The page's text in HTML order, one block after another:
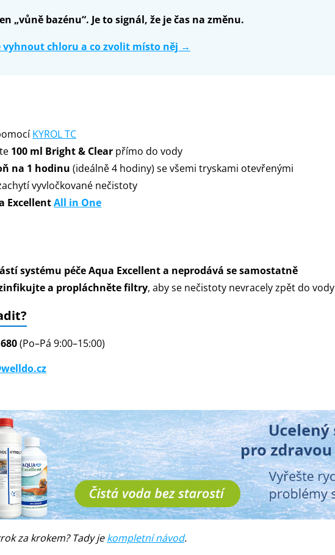
„vůně bazénu“. Je to signál, že je čas na změnu.
vyhnout chloru a co zvolit místo něj →
KYROL TC
100 ml Bright & Clear přímo do vody
na 1 hodinu (ideálně 4 hodiny) se všemi tryskami otevřenými
vyvločkované nečistoty
ExcellentAll in One
systému péče Aqua Excellent a neprodává se samostatně
a propláchněte filtry, aby se nečistoty nevracely zpět do vody
(Po–Pá 9:00–15:00)
za krokem? Tady jekompletní návod.